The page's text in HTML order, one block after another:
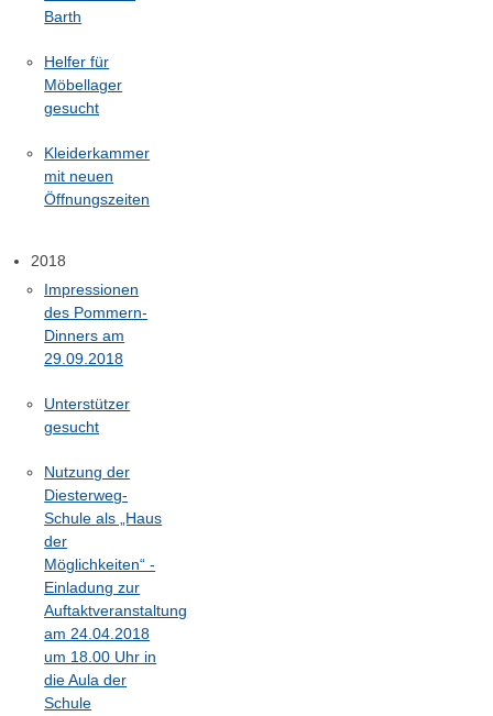
Barth
Helfer für
Möbellager
gesucht
Kleiderkammer
mit neuen
Öffnungszeiten
2018
Impressionen
des Pommern-
Dinners am
29.09.2018
Unterstützer
gesucht
Nutzung der
Diesterweg-
Schule als „Haus
der
Möglichkeiten“ -
Einladung zur
Auftaktveranstaltung
am 24.04.2018
um 18.00 Uhr in
die Aula der
Schule